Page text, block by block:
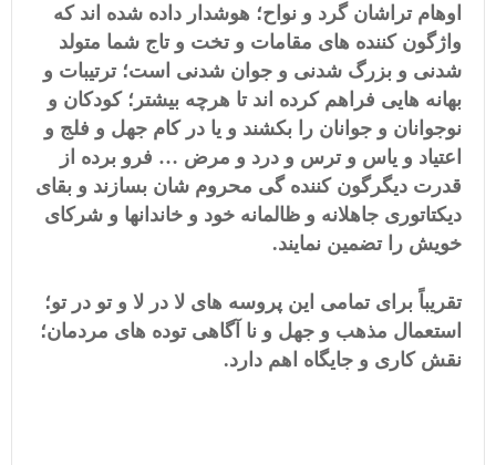
اوهام تراشان گرد و نواح؛ هوشدار داده شده اند که
واژگون کننده های مقامات و تخت و تاج شما متولد
شدنی و بزرگ شدنی و جوان شدنی است؛ ترتیبات و
بهانه هایی فراهم کرده اند تا هرچه بیشتر؛ کودکان و
نوجوانان و جوانان را بکشند و یا در کام جهل و فلج و
اعتیاد و یاس و ترس و درد و مرض … فرو برده از
قدرت دیگرگون کننده گی محروم شان بسازند و بقای
دیکتاتوری جاهلانه و ظالمانه خود و خاندانها و شرکای
خویش را تضمین نمایند.
تقریباً برای تمامی این پروسه های لا در لا و تو در تو؛
استعمال مذهب و جهل و نا آگاهی توده های مردمان؛
نقش کاری و جایگاه اهم دارد.